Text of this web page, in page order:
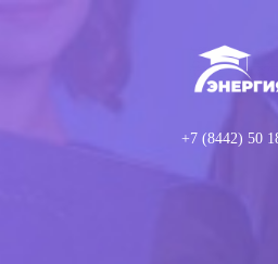
+7 (8442) 50